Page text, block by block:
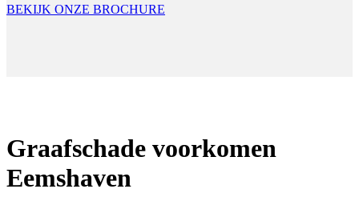
BEKIJK ONZE BROCHURE
Graafschade voorkomen
Eemshaven